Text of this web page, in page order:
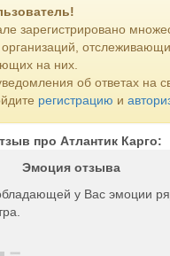
зарегистрировано
организаций,
на них.
об ответах на
регистрацию и
про Атлантик Карго:
Эмоция отзыва
у Вас эмоции